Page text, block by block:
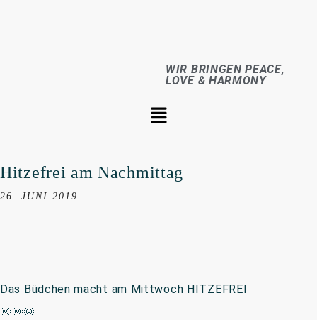
WIR BRINGEN PEACE,
LOVE & HARMONY
Hitzefrei am Nachmittag
26. JUNI 2019
Das Büdchen macht am Mittwoch HITZEFREI
🌞🌞🌞